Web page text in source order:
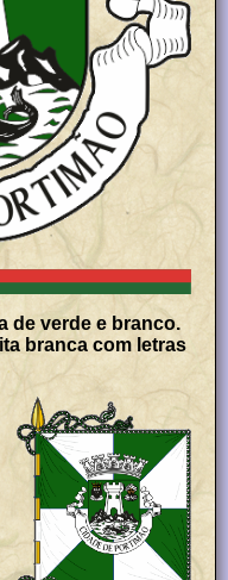
de verde e branco.
branca com letras